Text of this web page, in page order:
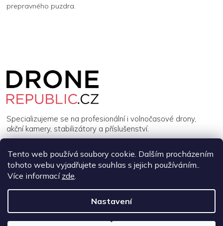
Tento web používá soubory cookie. Dalším procházením
tohoto webu vyjadřujete souhlas s jejich používáním..
Více informací zde.
Nastavení
prepravného puzdra.
Specializujeme se na profesionální i volnočasové drony,
akční kamery, stabilizátory a příslušenství.
INFORMACE
Copyright 2026DroneRepublic.cz. Všechna práva vyhrazena.
Upravit nastavení cookies